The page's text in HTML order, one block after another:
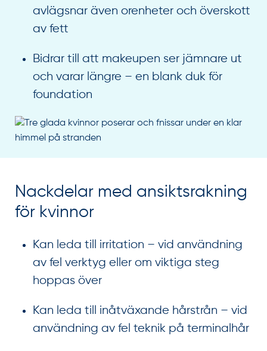
avlägsnar även orenheter och överskott
av fett
Bidrar till att makeupen ser jämnare ut
och varar längre – en blank duk för
foundation
Nackdelar med ansiktsrakning
för kvinnor
Kan leda till irritation – vid användning
av fel verktyg eller om viktiga steg
hoppas över
Kan leda till inåtväxande hårstrån – vid
användning av fel teknik på terminalhår